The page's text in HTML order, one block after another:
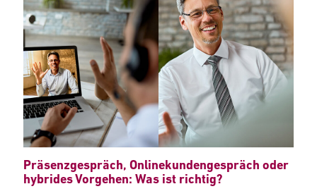
Präsenzgespräch, Onlinekundengespräch oder
hybrides Vorgehen: Was ist richtig?